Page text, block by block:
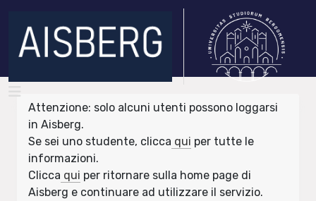
Attenzione: solo alcuni utenti possono loggarsi
in Aisberg.
Se sei uno studente, clicca qui per tutte le
informazioni.
Clicca qui per ritornare sulla home page di
Aisberg e continuare ad utilizzare il servizio.